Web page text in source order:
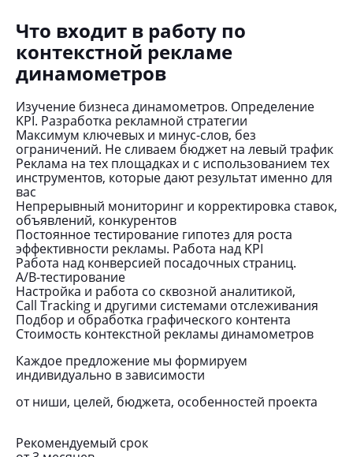
Что входит в работу по
контекстной рекламе
динамометров
Изучение бизнеса динамометров. Определение
KPI. Разработка рекламной стратегии
Максимум ключевых и минус-слов, без
ограничений. Не сливаем бюджет на левый трафик
Реклама на тех площадках и с использованием тех
инструментов, которые дают результат именно для
вас
Непрерывный мониторинг и корректировка ставок,
объявлений, конкурентов
Постоянное тестирование гипотез для роста
эффективности рекламы. Работа над KPI
Работа над конверсией посадочных страниц.
A/B-тестирование
Настройка и работа со сквозной аналитикой,
Call Tracking и другими системами отслеживания
Подбор и обработка графического контента
Стоимость контекстной рекламы динамометров
Каждое предложение мы формируем
индивидуально в зависимости
от ниши, целей, бюджета, особенностей проекта
Рекомендуемый срок